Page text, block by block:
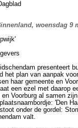
woensdag 9
presenteert
het plan van aanpak
haar gemeente en
een ezel met daarop
Voorburg al samen
'Den
onder de gordel:
valt.